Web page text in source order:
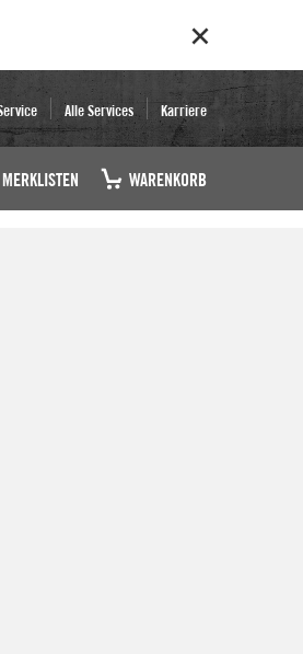
Alle Services Karriere
WARENKORB